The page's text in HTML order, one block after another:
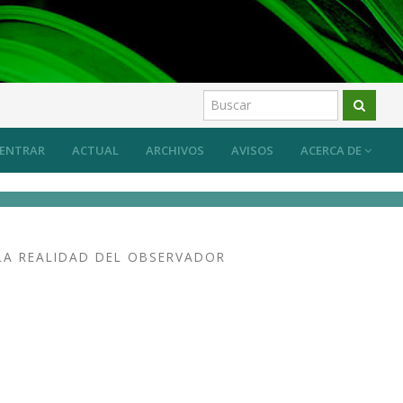
ACTUAL ARCHIVOS AVISOS ACERCA DE
ENTRAR
artística Artículos
REALIDAD DEL OBSERVADOR